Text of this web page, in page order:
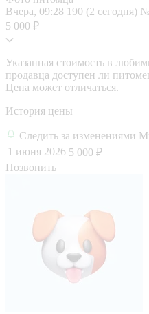
Вчера, 09:28 190 (2 сегодня) №
5 000 ₽
Указанная стоимость в
продавца доступен ли
Цена может отличаться.
История цены
Следить за изменениями
1 июня 2026 5 000 ₽
Позвонить